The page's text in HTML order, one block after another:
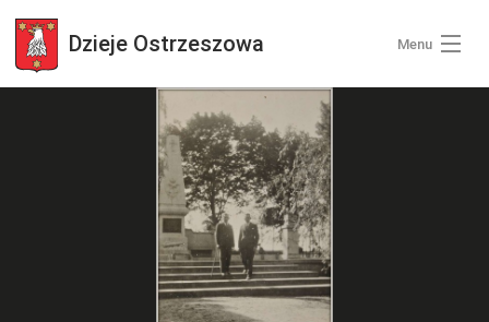
Dzieje Ostrzeszowa Menu